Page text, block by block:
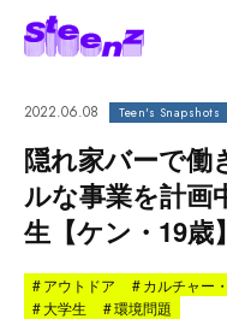
2022.06.08 Teen's Snapshots
隠れ家バーで働
ルな事業を計画
生【ケン・19歳】
#アウトドア #カルチャー
#大学生 #環境問題